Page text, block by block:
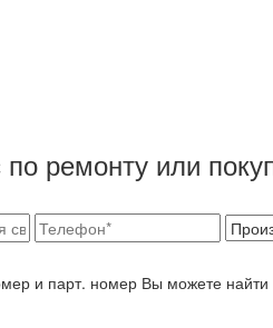
ремонту или
и парт. номер Вы можете найти